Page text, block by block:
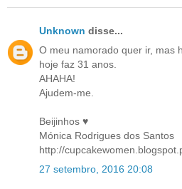
Unknown disse...
O meu namorado quer ir, mas
hoje faz 31 anos.
AHAHA!
Ajudem-me.
Beijinhos ♥
Mónica Rodrigues dos Santos
http://
27 setembro, 2016 20:08